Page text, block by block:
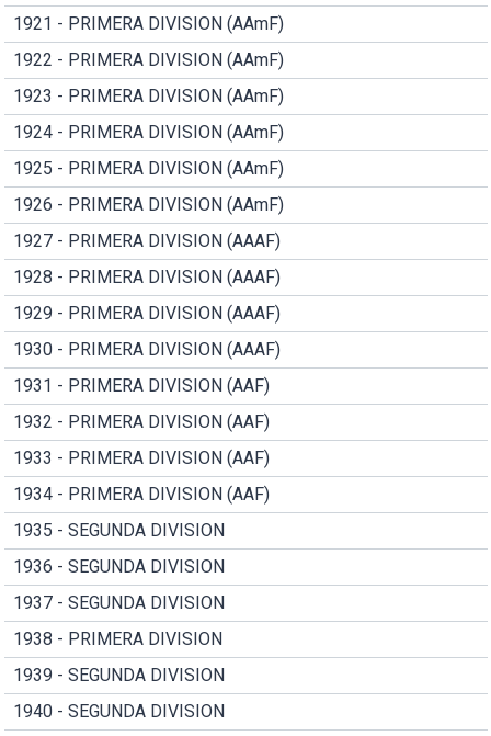
1921 - PRIMERA DIVISION (AAmF)
1922 - PRIMERA DIVISION (AAmF)
1923 - PRIMERA DIVISION (AAmF)
1924 - PRIMERA DIVISION (AAmF)
1925 - PRIMERA DIVISION (AAmF)
1926 - PRIMERA DIVISION (AAmF)
1927 - PRIMERA DIVISION (AAAF)
1928 - PRIMERA DIVISION (AAAF)
1929 - PRIMERA DIVISION (AAAF)
1930 - PRIMERA DIVISION (AAAF)
1931 - PRIMERA DIVISION (AAF)
1932 - PRIMERA DIVISION (AAF)
1933 - PRIMERA DIVISION (AAF)
1934 - PRIMERA DIVISION (AAF)
1935 - SEGUNDA DIVISION
1936 - SEGUNDA DIVISION
1937 - SEGUNDA DIVISION
1938 - PRIMERA DIVISION
1939 - SEGUNDA DIVISION
1940 - SEGUNDA DIVISION